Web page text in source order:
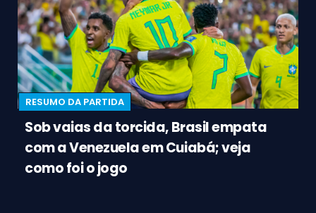
RESUMO DA PARTIDA
Sob vaias da torcida, Brasil empata
com a Venezuela em Cuiabá; veja
como foi o jogo